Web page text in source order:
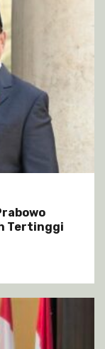
Tertinggi